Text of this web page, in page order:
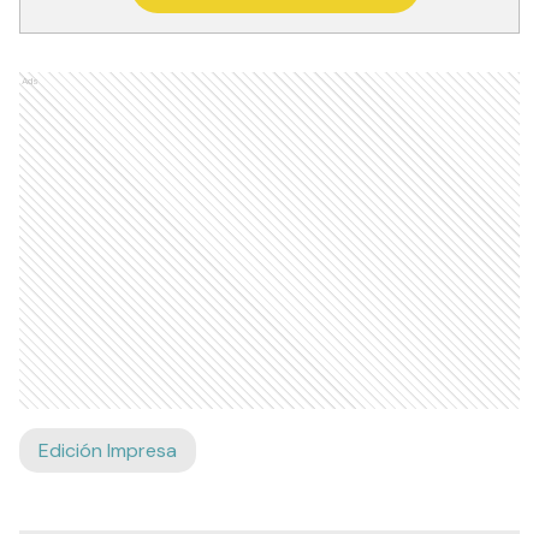
Ads
Edición Impresa